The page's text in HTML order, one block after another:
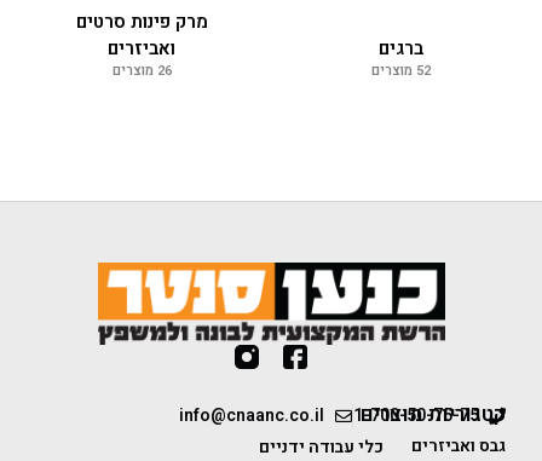
ברגים
52 מוצרים
מרק פינות סרטים
ואביזרים
26 מוצרים
1-700-50-75-75
info@cnaanc.co.il קטגוריות מוצרים
גבס ואביזרים
כלי עבודה ידניים